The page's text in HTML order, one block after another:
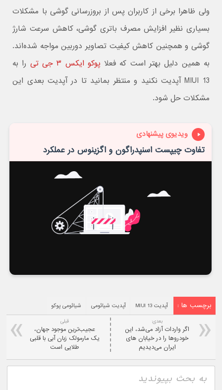
ولی ظاهرا برخی از کاربران پس از بروزرسانی گوشی با مشکلات
بسیاری نظیر افزایش مصرف باتری گوشی، کاهش سرعت شارژ
گوشی و همچنین کاهش کیفیت تصاویر دوربین مواجه شده‌اند.
به همین دلیل بهتر است که فعلا پوکو ایکس ۳ جی تی
را به
MIUI 13 آپدیت نکنید و منتظر بمانید تا در آپدیت بعدی این
مشکلات حل شود.
ویدیوی پیشنهادی
تفاوت چیپست اسنپدراگون و اگزینوس در عملکرد
برچسب ها : آپدیت MIUI 13 آپدیت شیائومی شیائومی پوکو
قبلی
عجیب‌ترین موجود جهان،
یک مارمولک زبان آبی با قلبی
طلایی است
بعدی:
اگر واردات آزاد می‌شد، این
خودروها را در خیابان های
ایران می‌دیدیم